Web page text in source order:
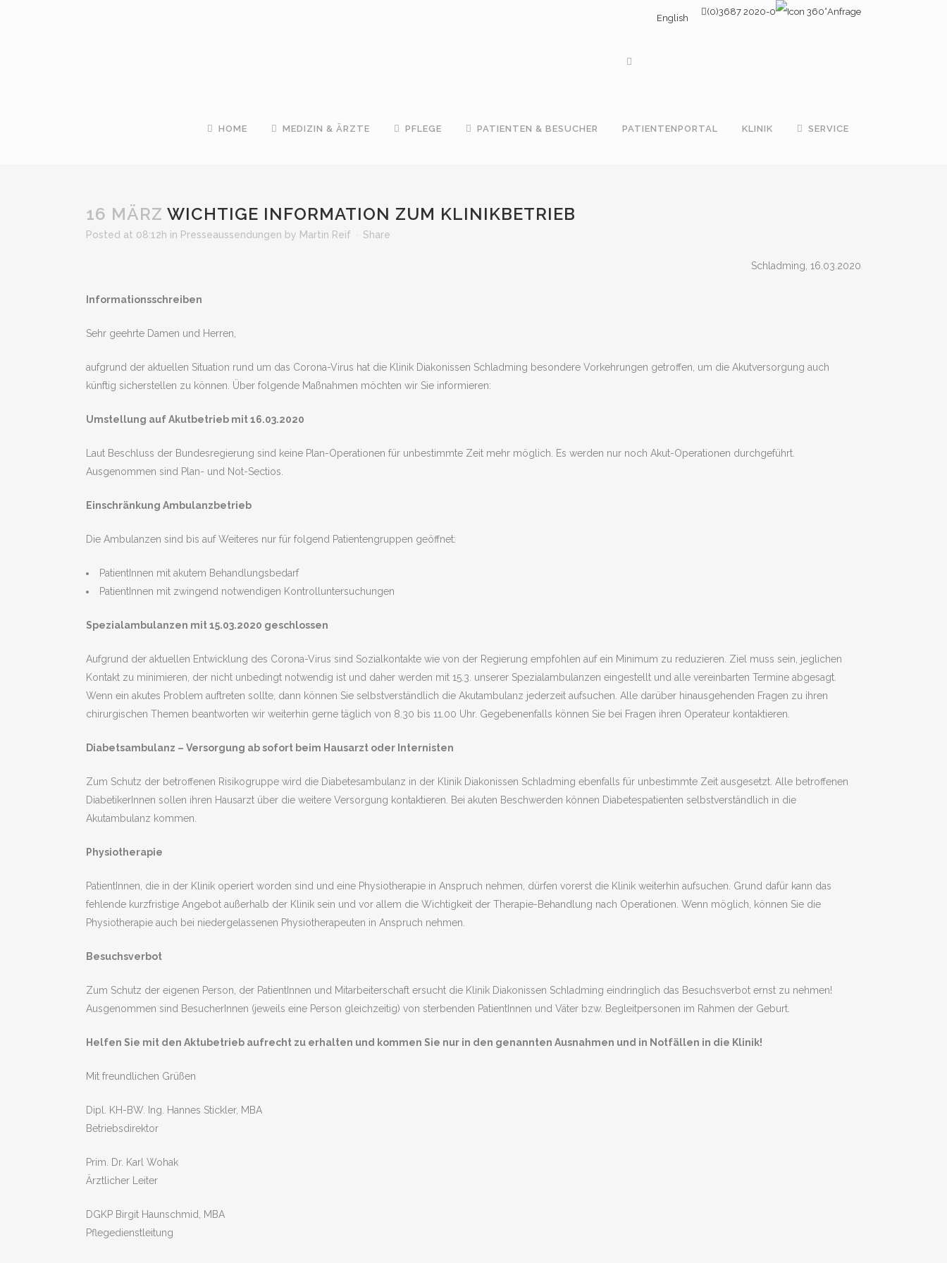
English
(0)3687 2020-0 Anfrage
HOME MEDIZIN & ÄRZTE PFLEGE PATIENTEN & BESUCHER PATIENTENPORTAL KLINIK SERVICE
16 MÄRZ WICHTIGE INFORMATION ZUM KLINIKBETRIEB
Posted at 08:12h in Presseaussendungen by Martin Reif Share
Schladming, 16.03.2020
Informationsschreiben
Sehr geehrte Damen und Herren,
aufgrund der aktuellen Situation rund um das Corona-Virus hat die Klinik Diakonissen Schladming besondere Vorkehrungen getroffen, um die Akutversorgung auch
künftig sicherstellen zu können. Über folgende Maßnahmen möchten wir Sie informieren:
Umstellung auf Akutbetrieb mit 16.03.2020
Laut Beschluss der Bundesregierung sind keine Plan-Operationen für unbestimmte Zeit mehr möglich. Es werden nur noch Akut-Operationen durchgeführt.
Ausgenommen sind Plan- und Not-Sectios.
Einschränkung Ambulanzbetrieb
Die Ambulanzen sind bis auf Weiteres nur für folgend Patientengruppen geöffnet:
PatientInnen mit akutem Behandlungsbedarf
PatientInnen mit zwingend notwendigen Kontrolluntersuchungen
Spezialambulanzen mit 15.03.2020 geschlossen
Aufgrund der aktuellen Entwicklung des Corona-Virus sind Sozialkontakte wie von der Regierung empfohlen auf ein Minimum zu reduzieren. Ziel muss sein, jeglichen
Kontakt zu minimieren, der nicht unbedingt notwendig ist und daher werden mit 15.3. unserer Spezialambulanzen eingestellt und alle vereinbarten Termine abgesagt.
Wenn ein akutes Problem auftreten sollte, dann können Sie selbstverständlich die Akutambulanz jederzeit aufsuchen. Alle darüber hinausgehenden Fragen zu ihren
chirurgischen Themen beantworten wir weiterhin gerne täglich von 8.30 bis 11.00 Uhr. Gegebenenfalls können Sie bei Fragen ihren Operateur kontaktieren.
Diabetsambulanz – Versorgung ab sofort beim Hausarzt oder Internisten
Zum Schutz der betroffenen Risikogruppe wird die Diabetesambulanz in der Klinik Diakonissen Schladming ebenfalls für unbestimmte Zeit ausgesetzt. Alle betroffenen
DiabetikerInnen sollen ihren Hausarzt über die weitere Versorgung kontaktieren. Bei akuten Beschwerden können Diabetespatienten selbstverständlich in die
Akutambulanz kommen.
Physiotherapie
PatientInnen, die in der Klinik operiert worden sind und eine Physiotherapie in Anspruch nehmen, dürfen vorerst die Klinik weiterhin aufsuchen. Grund dafür kann das
fehlende kurzfristige Angebot außerhalb der Klinik sein und vor allem die Wichtigkeit der Therapie-Behandlung nach Operationen. Wenn möglich, können Sie die
Physiotherapie auch bei niedergelassenen Physiotherapeuten in Anspruch nehmen.
Besuchsverbot
Zum Schutz der eigenen Person, der PatientInnen und Mitarbeiterschaft ersucht die Klinik Diakonissen Schladming eindringlich das Besuchsverbot ernst zu nehmen!
Ausgenommen sind BesucherInnen (jeweils eine Person gleichzeitig) von sterbenden PatientInnen und Väter bzw. Begleitpersonen im Rahmen der Geburt.
Helfen Sie mit den Aktubetrieb aufrecht zu erhalten und kommen Sie nur in den genannten Ausnahmen und in Notfällen in die Klinik!
Mit freundlichen Grüßen
Dipl. KH-BW. Ing. Hannes Stickler, MBA
Betriebsdirektor
Prim. Dr. Karl Wohak
Ärztlicher Leiter
DGKP Birgit Haunschmid, MBA
Pflegedienstleitung